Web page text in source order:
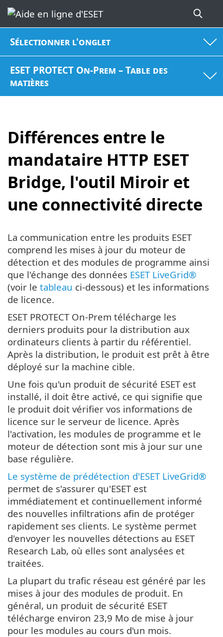
Sélectionner l'onglet
ESET PROTECT On-Prem – Table des
matières
Différences entre le
mandataire HTTP ESET
Bridge, l'outil Miroir et
une connectivité directe
La communication entre les produits ESET
comprend les mises à jour du moteur de
détection et des modules de programme ainsi
que l'échange des données ESET LiveGrid®
(voir le tableau ci-dessous) et les informations
de licence.
ESET PROTECT On-Prem télécharge les
derniers produits pour la distribution aux
ordinateurs clients à partir du référentiel.
Après la distribution, le produit est prêt à être
déployé sur la machine cible.
Une fois qu'un produit de sécurité ESET est
installé, il doit être activé, ce qui signifie que
le produit doit vérifier vos informations de
licence sur le serveur de licence. Après
l'activation, les modules de programme et le
moteur de détection sont mis à jour sur une
base régulière.
Le système de prédétection d'ESET LiveGrid®
permet de s'assurer qu'ESET est
immédiatement et continuellement informé
des nouvelles infiltrations afin de protéger
rapidement ses clients. Le système permet
d'envoyer les nouvelles détections au ESET
Research Lab, où elles sont analysées et
traitées.
La plupart du trafic réseau est généré par les
mises à jour des modules de produit. En
général, un produit de sécurité ESET
télécharge environ 23,9 Mo de mise à jour
pour les modules au cours d'un mois.